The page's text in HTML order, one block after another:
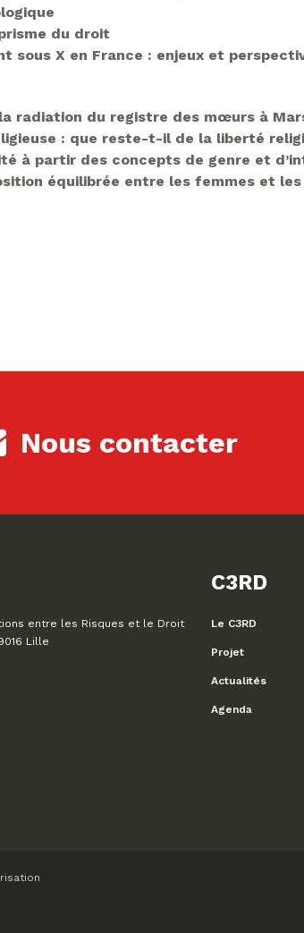
du droit
sous X en France : enjeux et
radiation du registre des mœurs à
: que reste-t-il de la liberté
à partir des concepts de genre et
équilibrée entre les femmes et
Nous contacter
entre les Risques et le Droit
Lille
C3RD
Le C3RD
Projet
Actualités
Agenda